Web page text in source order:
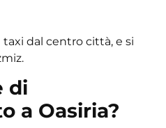
taxi dal centro città, e si
di
a Oasiria?